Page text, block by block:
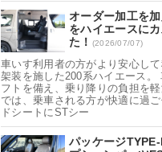
オーダー加工を
をハイエースに
た！ (2026/07/07)
車いす利用者の方がより安心し
架装を施した200系ハイエース。
フトを備え、乗り降りの負担を
では、乗車される方が快適に過
ドシートにSTシー
パッケージ